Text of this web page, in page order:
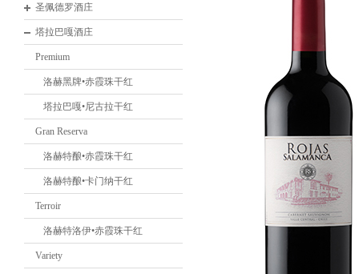
圣佩德罗酒庄
塔拉巴嘎酒庄
Premium
洛赫黑牌•赤霞珠干红
塔拉巴嘎•尼古拉干红
Gran Reserva
洛赫特酿•赤霞珠干红
洛赫特酿•卡门纳干红
Terroir
洛赫特洛伊•赤霞珠干红
Variety